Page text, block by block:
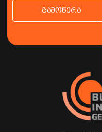
გამოწერა